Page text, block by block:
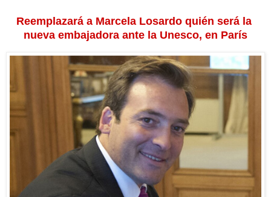
Reemplazará a Marcela Losardo quién será la
nueva embajadora ante la Unesco, en París